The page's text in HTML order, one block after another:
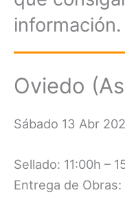
información.
Oviedo
Sábado 13 Abr
Sellado: 11:00h –
Entrega de Obras: